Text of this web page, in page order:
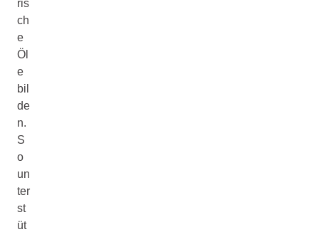
ris
ch
e
Öl
e
bil
de
n.
S
o
un
ter
st
üt